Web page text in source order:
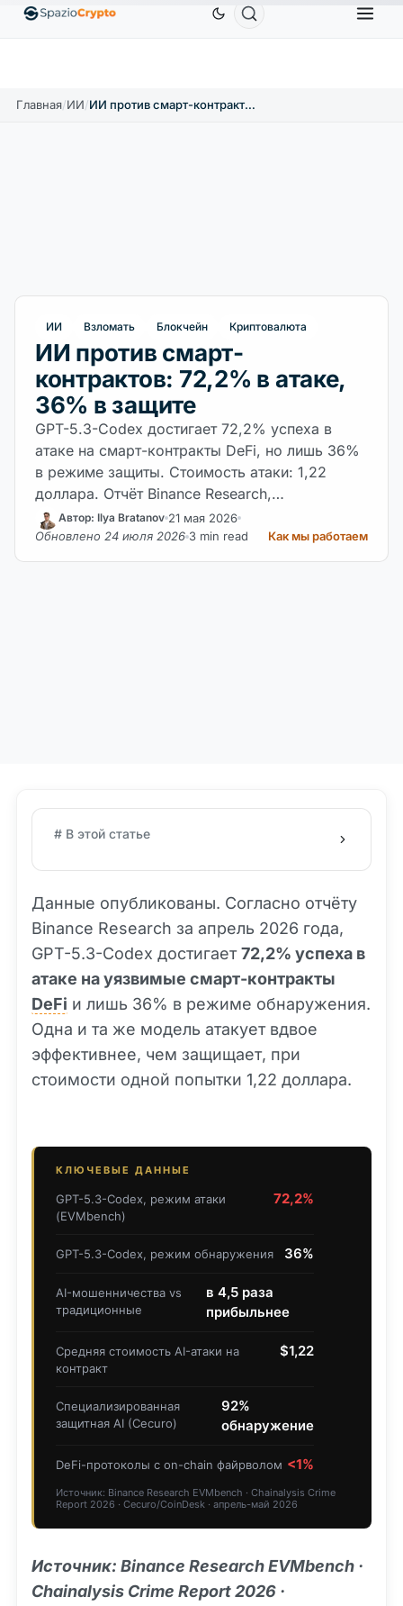
EthereumETH1 880,58 $ TetherUSDT 0,9991 $ BNB
Главная/ИИ/ ИИ против смарт-контрактов: 72,2% в атаке, 36% в защите
ИИ Bзломать Блокчейн Криптовалюта
ИИ против смарт-
контрактов: 72,2% в атаке,
36% в защите
GPT-5.3-Codex достигает 72,2% успеха в
атаке на смарт-контракты DeFi, но лишь 36%
в режиме защиты. Стоимость атаки: 1,22
доллара. Отчёт Binance Research,…
Автор: Ilya Bratanov 21 мая 2026
Обновлено 24 июля 2026 3 min read Как мы работаем
# В этой статье
Данные опубликованы. Согласно отчёту
Binance Research за апрель 2026 года,
GPT-5.3-Codex достигает72,2% успеха в
атаке на уязвимые смарт-контракты
DeFi и лишь 36% в режиме обнаружения.
Одна и та же модель атакует вдвое
эффективнее, чем защищает, при
стоимости одной попытки 1,22 доллара.
КЛЮЧЕВЫЕ ДАННЫЕ
GPT-5.3-Codex, режим атаки
(EVMbench)
72,2%
GPT-5.3-Codex, режим обнаружения 36%
AI-мошенничества vs
традиционные
в 4,5 раза
прибыльнее
Средняя стоимость AI-атаки на
контракт
$1,22
Специализированная
защитная AI (Cecuro)
92%
обнаружение
DeFi-протоколы с on-chain файрволом <1%
Источник: Binance Research EVMbench · Chainalysis Crime
Report 2026 · Cecuro/CoinDesk · апрель-май 2026
Источник: Binance Research EVMbench ·
Chainalysis Crime Report 2026 ·